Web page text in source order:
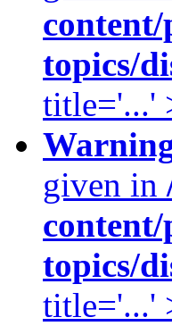
topics/
title='...'
given in
topics/
title='...'